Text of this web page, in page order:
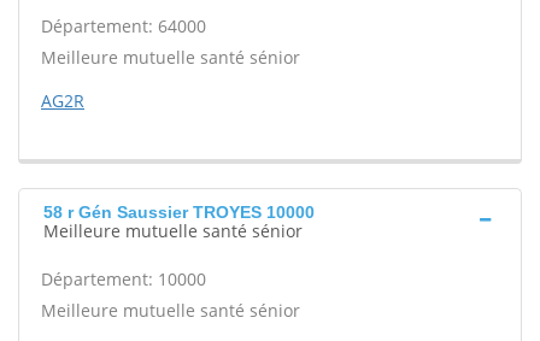
Département: 64000
Meilleure mutuelle santé sénior
AG2R
58 r Gén Saussier TROYES 10000
Meilleure mutuelle santé sénior
Département: 10000
Meilleure mutuelle santé sénior